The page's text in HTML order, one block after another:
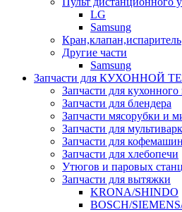
LG
Samsung
Кран,клапан,испаритель
Другие части
Samsung
Запчасти для КУХОННОЙ
Запчасти для кухонного
Запчасти для блендера
Запчасти мясорубки и
Запчасти для
Запчасти для
Запчасти для хлебопечи
Утюгов и паровых
Запчасти для вытяжки
KRONA/SHINDO
BOSCH/